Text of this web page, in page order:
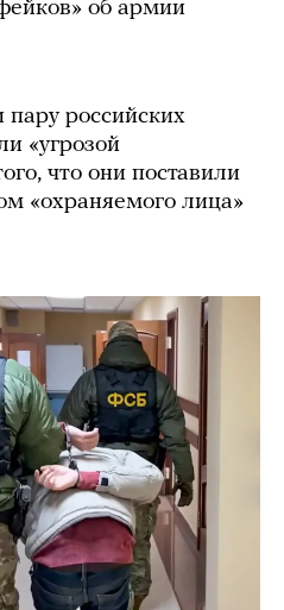
об армии
российских
«угрозой
что они поставили
«охраняемого лица»